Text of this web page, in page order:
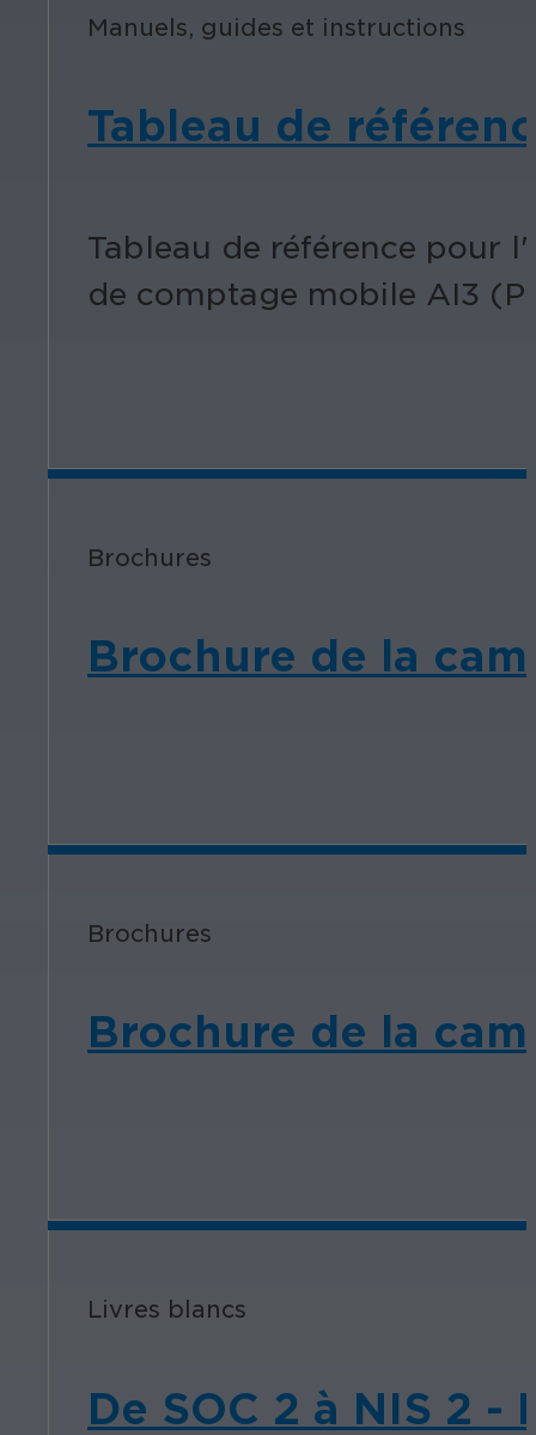
Manuels, guides et instructions
Tableau de
Tableau de référence pour
de comptage mobile AI3
Brochures
Brochure de la
Brochures
Brochure de la
Livres blancs
De SOC 2 à NIS 2